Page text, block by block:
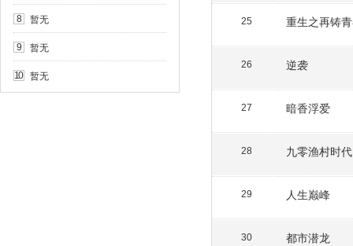
8 暂无
9 暂无
10 暂无
25 重生之再铸
26 逆袭
27 暗香浮爱
28 九零渔村时代
29 人生巅峰
30 都市潜龙